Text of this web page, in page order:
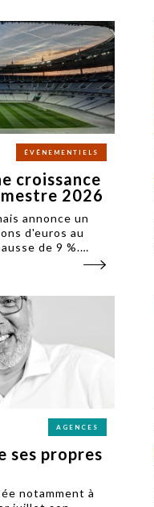
ÉVÉNEMENTIELS
croissance
2026
annonce un
d'euros au
de 9 %.
AGENCES
ses propres
notamment à